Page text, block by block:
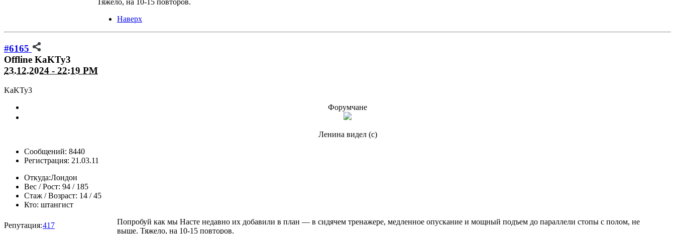
Наверх
#6165
Offline KaKTy3
23.12.2024 - 22:19 PM
KaKTy3
Форумчане
Ленина видел (c)
Сообщений: 8440
Регистрация: 21.03.11
Откуда:Лондон
Вес / Рост: 94 / 185
Стаж / Возраст: 14 / 45
Кто: штангист
Репутация:417
Попробуй как мы Насте недавно их добавили в план — в сидячем тренажере, медленное опускание и мощный подъем до параллели стопы с полом, не
выше. Тяжело, на 10-15 повторов.